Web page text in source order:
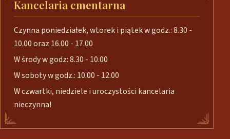
Kancelaria cmentarna
Czynna poniedziałek, wtorek i piątek w godz.: 8.30 -
10.00 oraz 16.00 - 17.00
W środy w godz: 8.30 - 10.00
W soboty w godz.: 10.00 - 12.00
W czwartki, niedziele i uroczystości kancelaria
nieczynna!